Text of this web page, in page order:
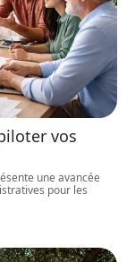
vos
une avancée
pour les